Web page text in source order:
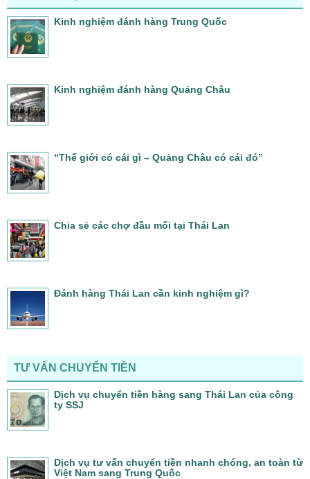
Kinh nghiệm đánh hàng Trung Quốc
Kinh nghiệm đánh hàng Quảng Châu
“Thế giới có cái gì – Quảng Châu có cái đó”
Chia sẻ các chợ đầu mối tại Thái Lan
Đánh hàng Thái Lan cần kinh nghiệm gì?
TƯ VẤN CHUYỂN TIỀN
Dịch vụ chuyển tiền hàng sang Thái Lan của công
ty SSJ
Dịch vụ tư vấn chuyển tiền nhanh chóng, an toàn từ
Việt Nam sang Trung Quốc